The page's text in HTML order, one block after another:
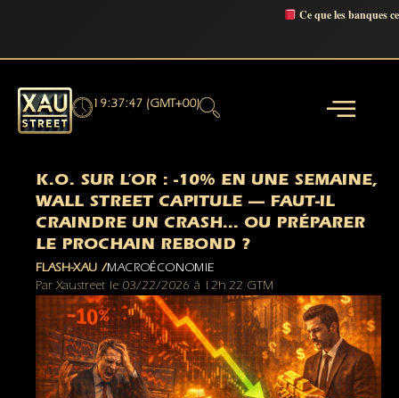
Ce que les banques
19:37:48 (GMT+00)
K.O. SUR L’OR : -10% EN UNE SEMAINE,
WALL STREET CAPITULE — FAUT-IL
CRAINDRE UN CRASH… OU PRÉPARER
LE PROCHAIN REBOND ?
FLASH-XAU /MACROÉCONOMIE
Par Xaustreet le 03/22/2026 à 12h 22 GTM